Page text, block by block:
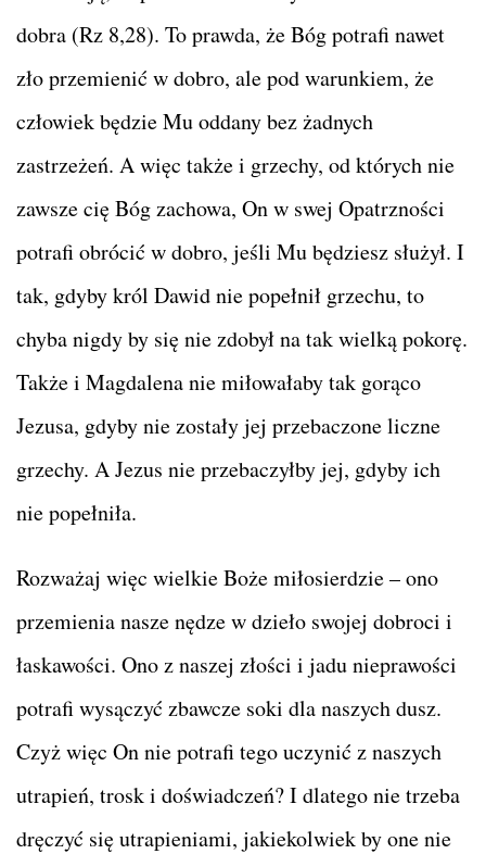
dobra (Rz 8,28). To prawda, że Bóg potrafi nawet
zło przemienić w dobro, ale pod warunkiem, że
człowiek będzie Mu oddany bez żadnych
zastrzeżeń. A więc także i grzechy, od których nie
zawsze cię Bóg zachowa, On w swej Opatrzności
potrafi obrócić w dobro, jeśli Mu będziesz służył. I
tak, gdyby król Dawid nie popełnił grzechu, to
chyba nigdy by się nie zdobył na tak wielką pokorę.
Także i Magdalena nie miłowałaby tak gorąco
Jezusa, gdyby nie zostały jej przebaczone liczne
grzechy. A Jezus nie przebaczyłby jej, gdyby ich
nie popełniła.
Rozważaj więc wielkie Boże miłosierdzie – ono
przemienia nasze nędze w dzieło swojej dobroci i
łaskawości. Ono z naszej złości i jadu nieprawości
potrafi wysączyć zbawcze soki dla naszych dusz.
Czyż więc On nie potrafi tego uczynić z naszych
utrapień, trosk i doświadczeń? I dlatego nie trzeba
dręczyć się utrapieniami, jakiekolwiek by one nie